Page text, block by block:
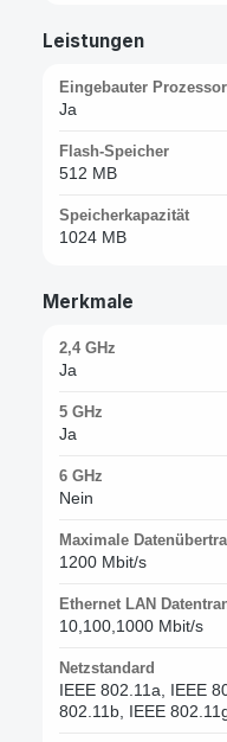
Leistungen
Eingebauter Prozessor
Ja
Flash-Speicher
512 MB
Speicherkapazität
1024 MB
Merkmale
2,4 GHz
Ja
5 GHz
Ja
6 GHz
Nein
Maximale
1200 Mbit/s
Ethernet LAN
10,100,1000 Mbit/s
Netzstandard
IEEE 802.11a, IEEE
802.11b, IEEE